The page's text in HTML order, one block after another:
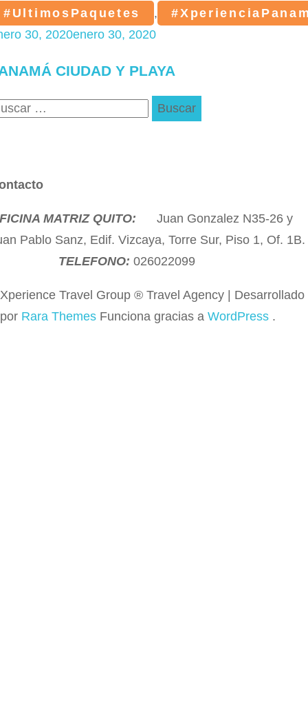
#UltimosPaquetes ,
30, 2020enero 30, 2020
CIUDAD Y PLAYA
MATRIZ QUITO: Juan Gonzalez N35-26 y
Pablo Sanz, Edif. Vizcaya, Torre Sur, Piso 1, Of.
TELEFONO: 026022099
Xperience Travel Group ® Travel Agency | Desarrollado
por Rara Themes Funciona gracias a WordPress .